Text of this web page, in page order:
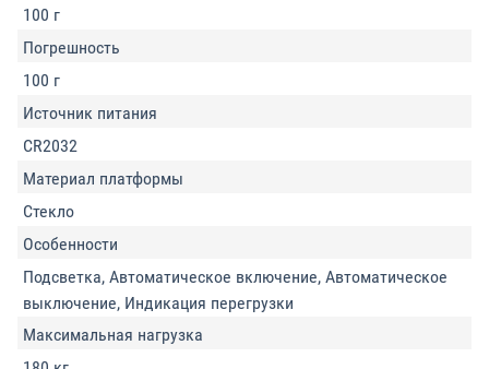
100 г
Погрешность
100 г
Источник питания
CR2032
Материал платформы
Стекло
Особенности
Подсветка, Автоматическое включение, Автоматическое
выключение, Индикация перегрузки
Максимальная нагрузка